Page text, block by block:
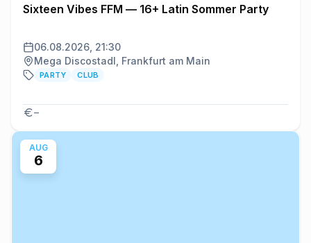
Sixteen Vibes FFM — 16+ Latin Sommer Party
06.08.2026, 21:30
Mega Discostadl, Frankfurt am Main
PARTY CLUB
–
AUG
6